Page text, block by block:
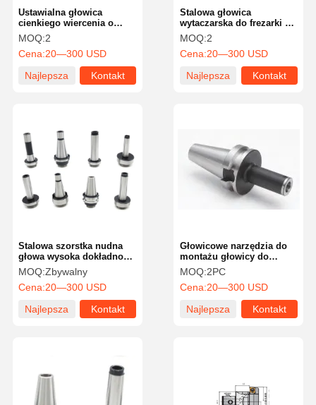
Stalowa głowica
wytaczarska do frezarki z
prostym trzpieniem,
zakres wytaczania 6mm-
108mm, standardowa
MOQ:2
Cena:20—300 USD
Najlepsza
Kontakt
Ustawialna głowica
cienkiego wiercenia o
dokładności 0,001 mm z
wysoką powtarzalnością
MOQ:2
Cena:20—300 USD
Najlepsza
Kontakt
Głowicowe narzędzia do
montażu głowicy do
wiercenia regulowalna
głowica do wiercenia 2-6
wkładki do maszyny CNC
MOQ:2PC
Cena:20—300 USD
Najlepsza
Kontakt
Stalowa szorstka nudna
głowa wysoka dokładność
ciężka do obróbki
MOQ:Zbywalny
Cena:20—300 USD
Najlepsza
Kontakt